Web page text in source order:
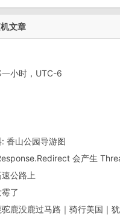
文章
一小时，UTC-6
: 香山公园导游图
公路上
了